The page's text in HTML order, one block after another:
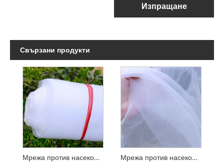
Изпращане
Свързани продукти
Мрежа против насекоми Градина Борба с вредители Мрежа против комари за растения Зеленчуци Цветя Мрежа против насекоми Мрежа против насекоми Мрежа против насекоми за оранжерия